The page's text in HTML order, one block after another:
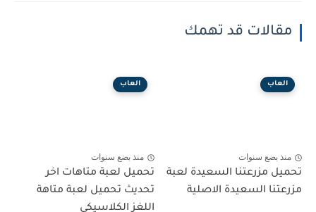
مقالات قد تهمك
العاب
منذ بضع سنوات
تحميل مزرعتنا السعيدة لعبة
مزرعتنا السعيدة الاصلية
العاب
منذ بضع سنوات
تحميل لعبة متاهات اخر
تحديث تحميل لعبة متاهة
اللغز الكلاسيكي